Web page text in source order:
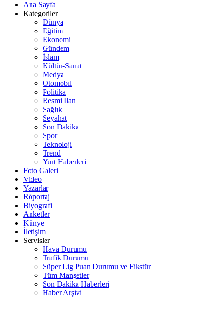
Ana Sayfa
Kategoriler
Dünya
Eğitim
Ekonomi
Gündem
İslam
Kültür-Sanat
Medya
Otomobil
Politika
Resmi İlan
Sağlık
Seyahat
Son Dakika
Spor
Teknoloji
Trend
Yurt Haberleri
Foto Galeri
Video
Yazarlar
Röportaj
Biyografi
Anketler
Künye
İletişim
Servisler
Hava Durumu
Trafik Durumu
Süper Lig Puan Durumu ve Fikstür
Tüm Manşetler
Son Dakika Haberleri
Haber Arşivi